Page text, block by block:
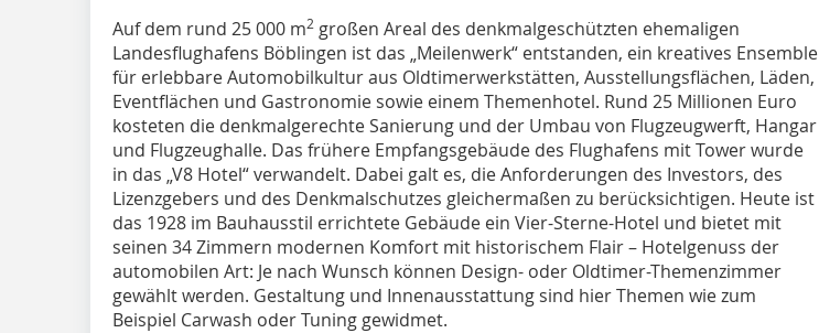
Auf dem rund 25 000 m2 großen Areal des denkmalgeschützten ehemaligen
Landesflughafens Böblingen ist das „Meilenwerk“ entstanden, ein kreatives Ensemble
für erlebbare Automobilkultur aus Oldtimerwerkstätten, Ausstellungsflächen, Läden,
Eventflächen und Gastronomie sowie einem Themenhotel. Rund 25 Millionen Euro
kosteten die denkmalgerechte Sanierung und der Umbau von Flugzeugwerft, Hangar
und Flugzeughalle. Das frühere Empfangsgebäude des Flughafens mit Tower wurde
in das „V8 Hotel“ verwandelt. Dabei galt es, die Anforderungen des Investors, des
Lizenzgebers und des Denkmalschutzes gleichermaßen zu berücksichtigen. Heute ist
das 1928 im Bauhausstil errichtete Gebäude ein Vier-Sterne-Hotel und bietet mit
seinen 34 Zimmern modernen Komfort mit historischem Flair – Hotelgenuss der
automobilen Art: Je nach Wunsch können Design- oder Oldtimer-Themenzimmer
gewählt werden. Gestaltung und Innenausstattung sind hier Themen wie zum
Beispiel Carwash oder Tuning gewidmet.